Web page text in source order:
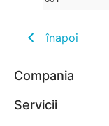
înapoi
Compania
Servicii